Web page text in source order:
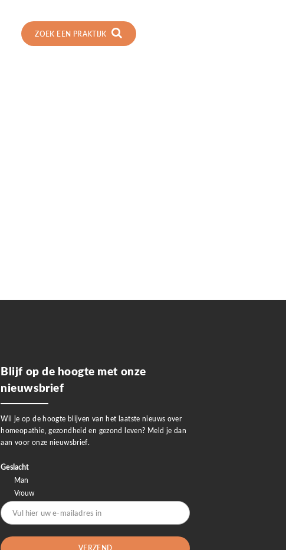
ZOEK EEN PRAKTIJK
Blijf op de hoogte met onze
nieuwsbrief
Wil je op de hoogte blijven van het laatste nieuws over
homeopathie, gezondheid en gezond leven? Meld je dan
aan voor onze nieuwsbrief.
Geslacht
Man
Vrouw